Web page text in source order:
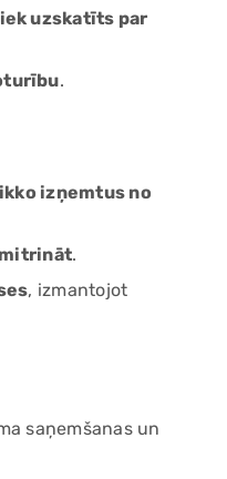
uzskatīts par
.
izņemtus no
.
, izmantojot
saņemšanas un